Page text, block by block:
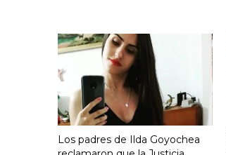
Los padres de Ilda Goyochea